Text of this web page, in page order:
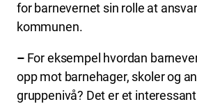
for barnevernet sin rolle at
kommunen.
– For eksempel hvordan
opp mot barnehager, skoler og
gruppenivå? Det er et